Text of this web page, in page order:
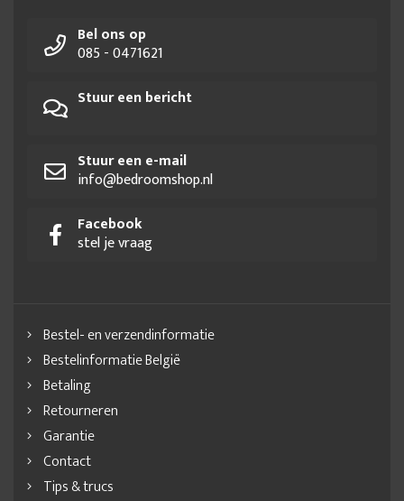
Bel ons op
085 - 0471621
Stuur een bericht
Stuur een e-mail
info@bedroomshop.nl
Facebook
stel je vraag
Bestel- en verzendinformatie
Bestelinformatie België
Betaling
Retourneren
Garantie
Contact
Tips & trucs